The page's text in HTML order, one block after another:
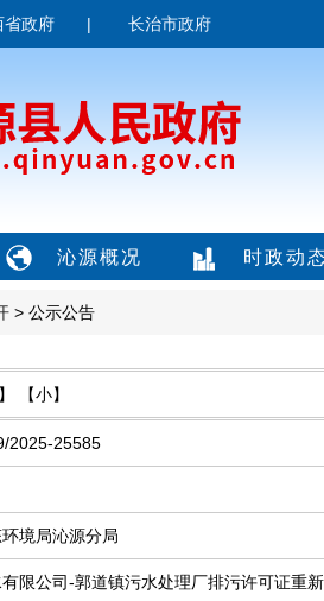
省政府 | 长治市政府
沁源概况 时政动
> 公示公告
【小】
2025-25585
境局沁源分局
限公司-郭道镇污水处理厂排污许可证重